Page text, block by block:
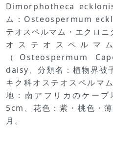
Dimorphotheca
ム：Osteospermum
テオスペルマム・エクロ
オステオスペルマ
（Osteospermum
daisy、分類名：植物界被
キク科オステオスペルマ
地：南アフリカのケー
5cm、花色：紫・桃色・
月。